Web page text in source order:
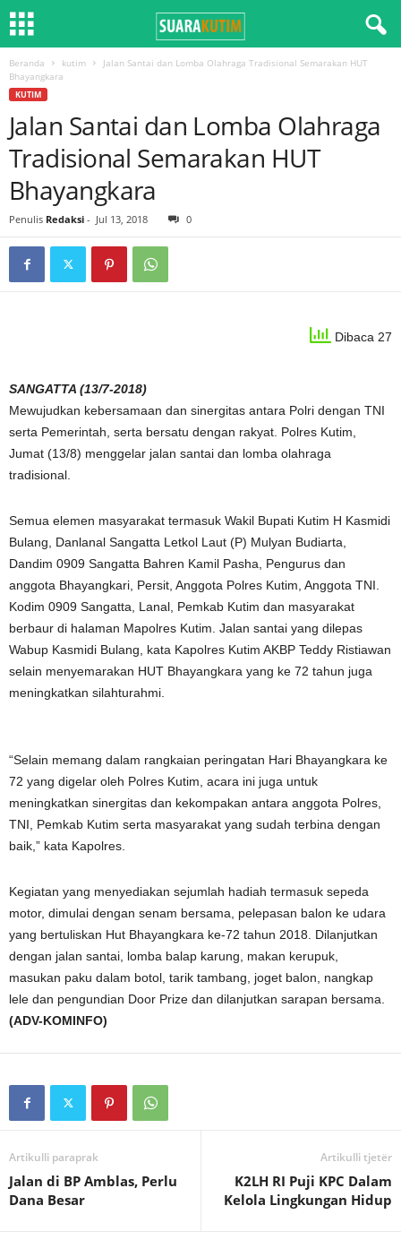
Beranda kutim
Jalan Santai dan Lomba Olahraga Tradisional Semarakan HUT
Bhayangkara
KUTIM
Jalan Santai dan Lomba Olahraga
Tradisional Semarakan HUT
Bhayangkara
Penulis Redaksi - Jul 13, 2018 0
Dibaca 27
SANGATTA (13/7-2018)
Mewujudkan kebersamaan dan sinergitas antara Polri dengan TNI
serta Pemerintah, serta bersatu dengan rakyat. Polres Kutim,
Jumat (13/8) menggelar jalan santai dan lomba olahraga
tradisional.
Semua elemen masyarakat termasuk Wakil Bupati Kutim H Kasmidi
Bulang, Danlanal Sangatta Letkol Laut (P) Mulyan Budiarta,
Dandim 0909 Sangatta Bahren Kamil Pasha, Pengurus dan
anggota Bhayangkari, Persit, Anggota Polres Kutim, Anggota TNI.
Kodim 0909 Sangatta, Lanal, Pemkab Kutim dan masyarakat
berbaur di halaman Mapolres Kutim. Jalan santai yang dilepas
Wabup Kasmidi Bulang, kata Kapolres Kutim AKBP Teddy Ristiawan
selain menyemarakan HUT Bhayangkara yang ke 72 tahun juga
meningkatkan silahturahmi.
“Selain memang dalam rangkaian peringatan Hari Bhayangkara ke
72 yang digelar oleh Polres Kutim, acara ini juga untuk
meningkatkan sinergitas dan kekompakan antara anggota Polres,
TNI, Pemkab Kutim serta masyarakat yang sudah terbina dengan
baik,” kata Kapolres.
Kegiatan yang menyediakan sejumlah hadiah termasuk sepeda
motor, dimulai dengan senam bersama, pelepasan balon ke udara
yang bertuliskan Hut Bhayangkara ke-72 tahun 2018. Dilanjutkan
dengan jalan santai, lomba balap karung, makan kerupuk,
masukan paku dalam botol, tarik tambang, joget balon, nangkap
lele dan pengundian Door Prize dan dilanjutkan sarapan bersama.
(ADV-KOMINFO)
Artikulli paraprak
Jalan di BP Amblas, Perlu
Dana Besar
Artikulli tjetër
K2LH RI Puji KPC Dalam
Kelola Lingkungan Hidup